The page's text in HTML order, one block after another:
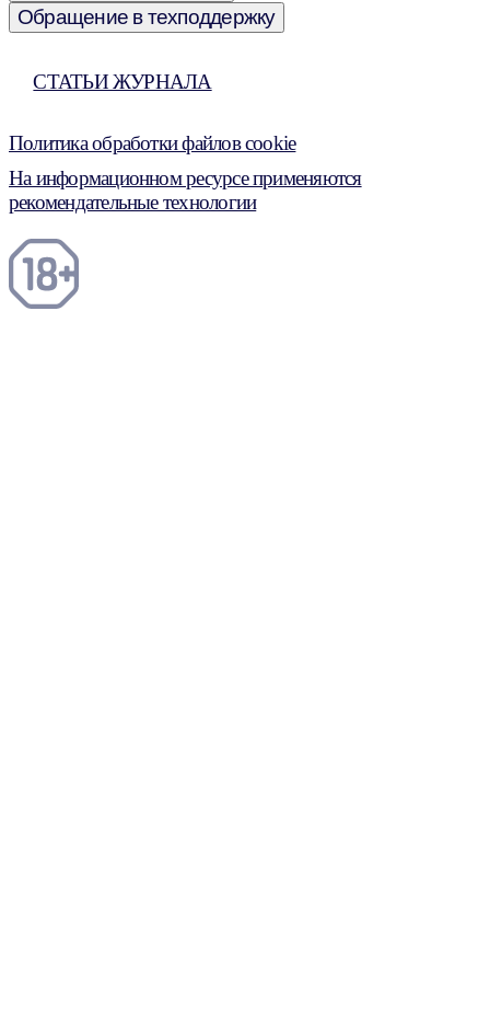
Обращение в техподдержку
СТАТЬИ ЖУРНАЛА
Политика обработки файлов cookie
На информационном ресурсе применяются
рекомендательные технологии